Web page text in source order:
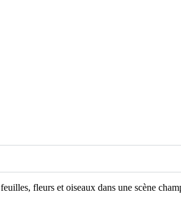
fleurs et oiseaux dans une scène